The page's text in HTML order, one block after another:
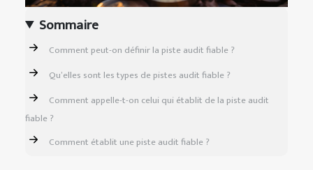
Sommaire
Comment peut-on définir la piste audit fiable ?
Qu’elles sont les types de pistes audit fiable ?
Comment appelle-t-on celui qui établit de la piste audit
fiable ?
Comment établit une piste audit fiable ?